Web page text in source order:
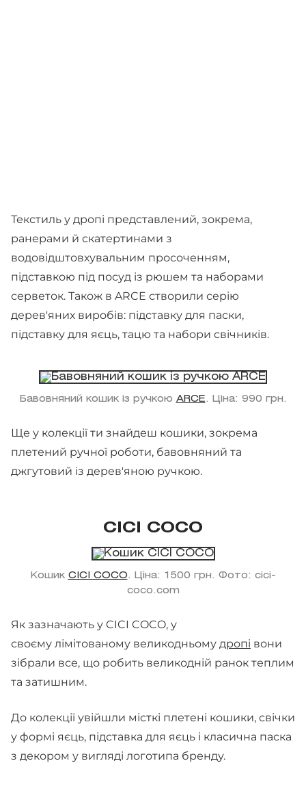
Текстиль у дропі представлений, зокрема,
ранерами й скатертинами з
водовідштовхувальним просоченням,
підставкою під посуд із рюшем та наборами
серветок. Також в ARCE створили серію
дерев'яних виробів: підставку для паски,
підставку для яєць, тацю та набори свічників.
Бавовняний кошик із ручкою ARCE. Ціна: 990 грн.
Ще у колекції ти знайдеш кошики, зокрема
плетений ручної роботи, бавовняний та
джгутовий із дерев'яною ручкою.
CICI COCO
Кошик CICI COCO. Ціна: 1500 грн. Фото: cici-
coco.com
Як зазначають у CICI COCO, у
своєму лімітованому великодньому дропі вони
зібрали все, що робить великодній ранок теплим
та затишним.
До колекції увійшли місткі плетені кошики, свічки
у формі яєць, підставка для яєць і класична паска
з декором у вигляді логотипа бренду.